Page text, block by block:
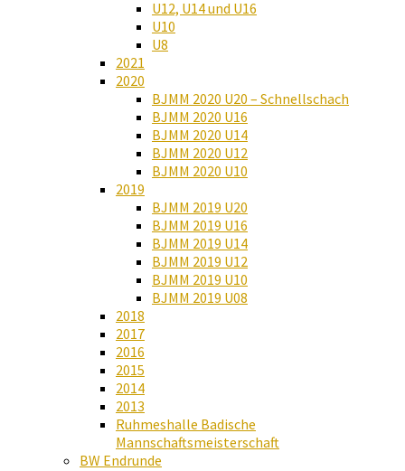
U12, U14 und U16
U10
U8
2021
2020
BJMM 2020 U20 – Schnellschach
BJMM 2020 U16
BJMM 2020 U14
BJMM 2020 U12
BJMM 2020 U10
2019
BJMM 2019 U20
BJMM 2019 U16
BJMM 2019 U14
BJMM 2019 U12
BJMM 2019 U10
BJMM 2019 U08
2018
2017
2016
2015
2014
2013
Ruhmeshalle Badische
Mannschaftsmeisterschaft
BW Endrunde